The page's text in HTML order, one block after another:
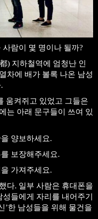
람이 몇 명이나 될까?
) 지하철역에 엄청난 인
차에 배가 볼록 나온 남성
움켜쥐고 있었고 그들은
는 아래 문구들이 쓰여 있
양보하세요.
보장해주세요.
가져주세요.
다. 일부 사람은 휴대폰을
들에게 자리를 내어주기
’한 남성들을 위해 물건을